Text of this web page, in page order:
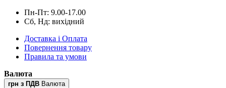
Пн-Пт: 9.00-17.00
Сб, Нд: вихідний
Доставка і Оплата
Повернення товару
Правила та умови
Валюта
грн з ПДВ Валюта